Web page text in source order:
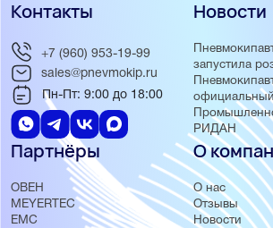
Новости
запустила
РИДАН
Партнёры
ОВЕН
MEYERTEC
EMC
О
О нас
Отзывы
Новости
Контакты
+7 (960) 953-19-99
sales@pnevmokip.ru
Пн-Пт: 9:00 до 18:00